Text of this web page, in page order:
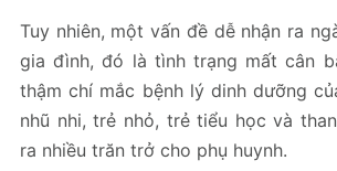
Tuy nhiên, một vấn đề dễ nhận ra
gia đình, đó là tình trạng mất cân
thậm chí mắc bệnh lý dinh dưỡng
nhũ nhi, trẻ nhỏ, trẻ tiểu học và
ra nhiều trăn trở cho phụ huynh.